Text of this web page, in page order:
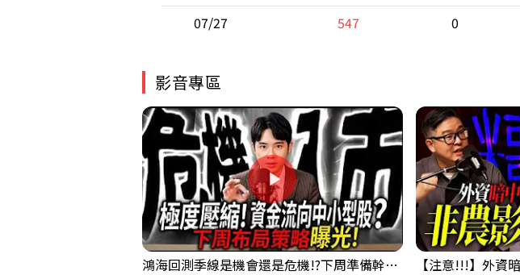
07/27
547 0
影音專區
鴻海回測季線是機會還是危機!?下周準備幹大事?｜0807 #3661 #2317 #2317鴻海